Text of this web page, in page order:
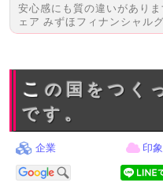
安心感にも質の違いがあり
ェア みずほフィナンシャル
この国をつくったのは、ご先祖様
です。
企業 印